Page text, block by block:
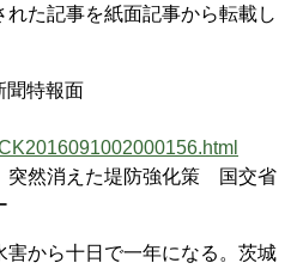
た記事を紙面記事から転載し
特報面
然消えた堤防強化策 国交省
から十日で一年になる。茨城